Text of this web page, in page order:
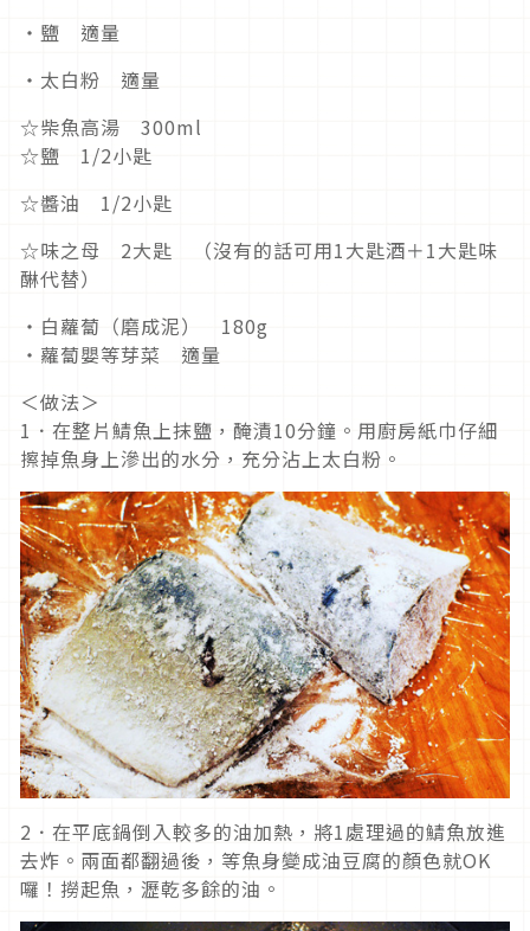
・鹽 適量
・太白粉 適量
☆柴魚高湯 300ml
☆鹽 1/2小匙
☆醬油 1/2小匙
☆味之母 2大匙 （沒有的話可用1大匙酒＋1大匙味
醂代替）
・白蘿蔔（磨成泥） 180g
・蘿蔔嬰等芽菜 適量
＜做法＞
1．在整片鯖魚上抹鹽，醃漬10分鐘。用廚房紙巾仔細
擦掉魚身上滲出的水分，充分沾上太白粉。
2．在平底鍋倒入較多的油加熱，將1處理過的鯖魚放進
去炸。兩面都翻過後，等魚身變成油豆腐的顏色就OK
囉！撈起魚，瀝乾多餘的油。